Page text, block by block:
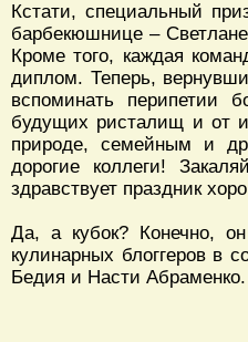
Кстати, специальный
барбекюшнице –
Кроме того, каждая
диплом. Теперь,
вспоминать перипетии
будущих ристалищ и от
природе, семейным и
дорогие коллеги!
здравствует праздник
Да, а кубок? Конечно,
кулинарных блоггеров в
Бедия и Насти